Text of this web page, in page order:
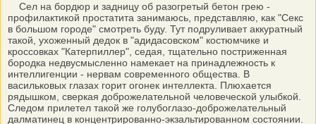
Сел на бордюр и задницу об разогретый бетон грею -
профилактикой простатита занимаюсь, представляю, как "Секс
в большом городе" смотреть буду. Тут подруливает аккуратный
такой, ухоженный дедок в "адидасовском" костюмчике и
кроссовках "Катерпиллер", седая, тщательно постриженная
бородка недвусмысленно намекает на принадлежность к
интеллигенции - нервам современного общества. В
васильковых глазах горит огонек интеллекта. Плюхается
рядышком, сверкая доброжелательной человеческой улыбкой.
Следом прилетел такой же голубоглазо-доброжелательный
далматинец в концентрированно-экзальтированном состоянии.